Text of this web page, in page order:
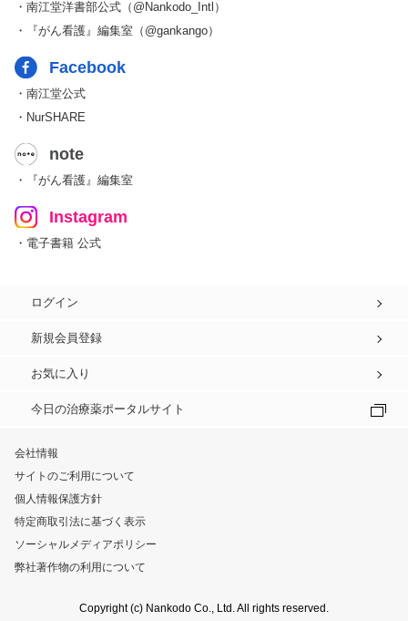
・南江堂洋書部公式（@Nankodo_Intl）
・『がん看護』編集室（@gankango）
Facebook
・南江堂公式
・NurSHARE
note
・『がん看護』編集室
Instagram
・電子書籍 公式
ログイン
新規会員登録
お気に入り
今日の治療薬ポータルサイト
会社情報
サイトのご利用について
個人情報保護方針
特定商取引法に基づく表示
ソーシャルメディアポリシー
弊社著作物の利用について
Copyright (c) Nankodo Co., Ltd. All rights reserved.